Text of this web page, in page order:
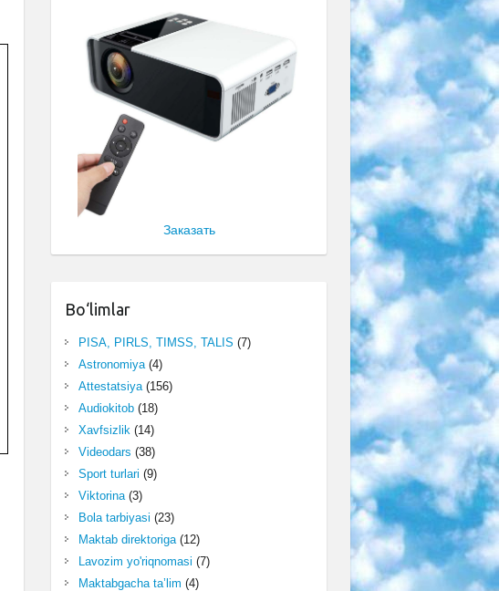
Заказать
Bo‘limlar
PISA, PIRLS, TIMSS, TALIS (7)
Astronomiya(4)
Attestatsiya(156)
Audiokitob(18)
Xavfsizlik(14)
Videodars (38)
Sport turlari (9)
Viktorina(3)
Bola tarbiyasi (23)
Maktab direktoriga(12)
Lavozim yo'riqnomasi (7)
Maktabgacha ta’lim (4)